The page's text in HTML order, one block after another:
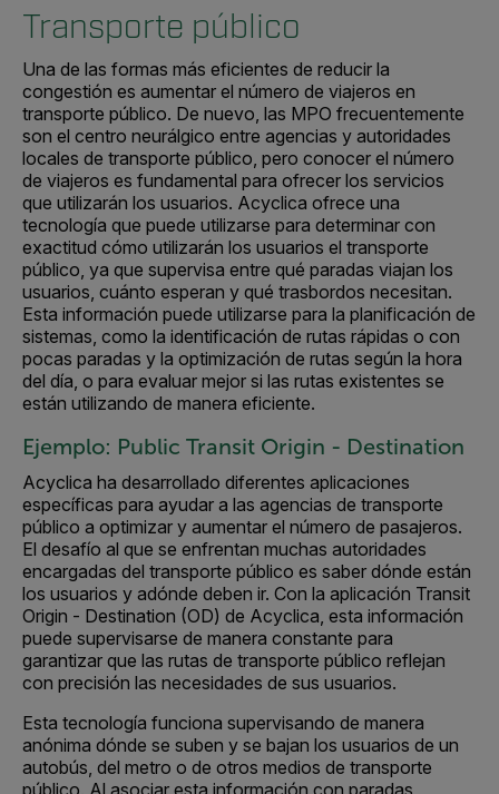
Transporte público
Una de las formas más eficientes de reducir la
congestión es aumentar el número de viajeros en
transporte público. De nuevo, las MPO frecuentemente
son el centro neurálgico entre agencias y autoridades
locales de transporte público, pero conocer el número
de viajeros es fundamental para ofrecer los servicios
que utilizarán los usuarios. Acyclica ofrece una
tecnología que puede utilizarse para determinar con
exactitud cómo utilizarán los usuarios el transporte
público, ya que supervisa entre qué paradas viajan los
usuarios, cuánto esperan y qué trasbordos necesitan.
Esta información puede utilizarse para la planificación de
sistemas, como la identificación de rutas rápidas o con
pocas paradas y la optimización de rutas según la hora
del día, o para evaluar mejor si las rutas existentes se
están utilizando de manera eficiente.
Ejemplo: Public Transit Origin - Destination
Acyclica ha desarrollado diferentes aplicaciones
específicas para ayudar a las agencias de transporte
público a optimizar y aumentar el número de pasajeros.
El desafío al que se enfrentan muchas autoridades
encargadas del transporte público es saber dónde están
los usuarios y adónde deben ir. Con la aplicación Transit
Origin - Destination (OD) de Acyclica, esta información
puede supervisarse de manera constante para
garantizar que las rutas de transporte público reflejan
con precisión las necesidades de sus usuarios.
Esta tecnología funciona supervisando de manera
anónima dónde se suben y se bajan los usuarios de un
autobús, del metro o de otros medios de transporte
público. Al asociar esta información con paradas